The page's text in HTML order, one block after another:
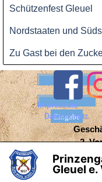
Schützenfest Gleuel
Nordstaaten und
Zu Gast bei den
2.
Benutzername:
Passwort:
Impressum
Datenschutz
Gleuel e.
X